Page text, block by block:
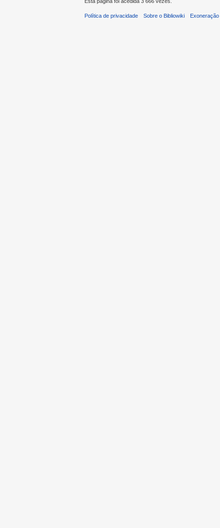
Política de privacidade Sobre o Bibliowiki